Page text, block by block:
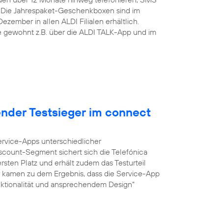
Jahrespaket-Geschenkboxen sind im
in allen ALDI Filialen erhältlich.
z.B. über die ALDI TALK-App und im
Testsieger im connect
Apps unterschiedlicher
Segment sichert sich die Telefónica
Platz und erhält zudem das Testurteil
zu dem Ergebnis, dass die Service-App
und ansprechendem Design“